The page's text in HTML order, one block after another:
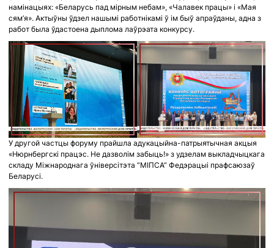
намінацыях: «Беларусь пад мірным небам», «Чалавек працы» і «Мая
сям’я». Актыўны ўдзел нашымі работнікамі ў ім быў апраўданы, адна з
работ была ўдастоена дыплома лаўрэата конкурсу.
У другой частцы форуму прайшла адукацыйна-патрыятычная акцыя
«Нюрнбергскі працэс. Не дазволім забыць!» з удзелам выкладчыцкага
складу Міжнароднага ўніверсітэта “МІПСА” Федэрацыі прафсаюзаў
Беларусі.